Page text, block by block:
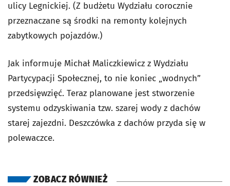
ulicy Legnickiej. (Z budżetu Wydziału corocznie
przeznaczane są środki na remonty kolejnych
zabytkowych pojazdów.)
Jak informuje Michał Maliczkiewicz z Wydziału
Partycypacji Społecznej, to nie koniec „wodnych”
przedsięwzięć. Teraz planowane jest stworzenie
systemu odzyskiwania tzw. szarej wody z dachów
starej zajezdni. Deszczówka z dachów przyda się w
polewaczce.
ZOBACZ RÓWNIEŻ